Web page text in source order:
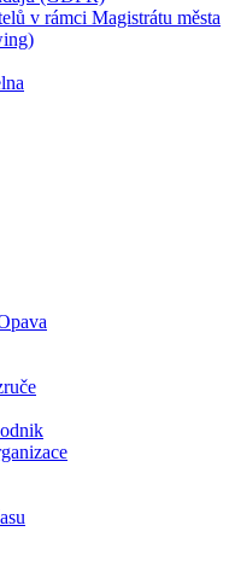
v rámci Magistrátu města